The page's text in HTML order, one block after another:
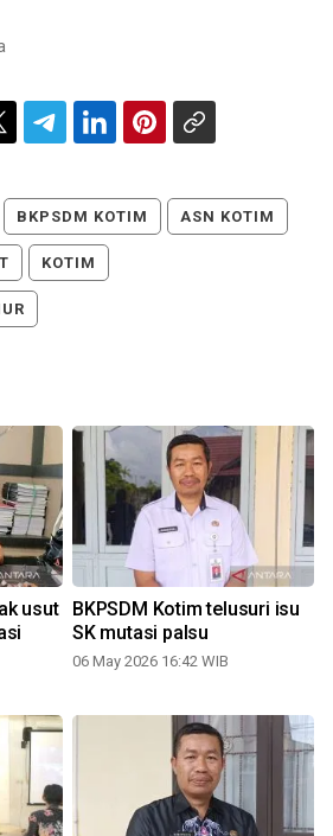
BKPSDM KOTIM ASN KOTIM
KOTIM
usut
BKPSDM Kotim telusuri isu
SK mutasi palsu
06 May 2026 16:42 WIB